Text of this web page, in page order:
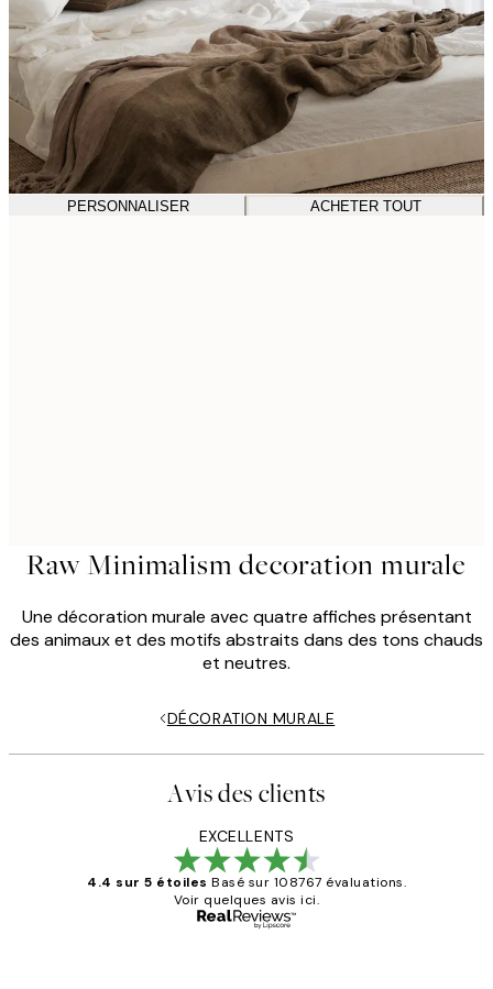
PERSONNALISER ACHETER TOUT
Raw Minimalism decoration murale
Une décoration murale avec quatre affiches présentant
des animaux et des motifs abstraits dans des tons chauds
et neutres.
DÉCORATION MURALE
Avis des clients
EXCELLENTS
4.4 sur 5 étoiles Basé sur 108767 évaluations.
Voir quelques avis ici.